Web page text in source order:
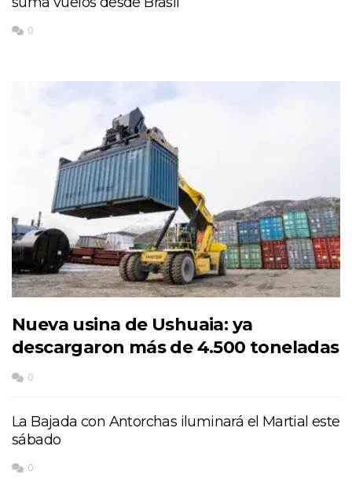
0
Nueva usina de Ushuaia: ya
descargaron más de 4.500 toneladas
0
La Bajada con Antorchas iluminará el Martial este
sábado
0